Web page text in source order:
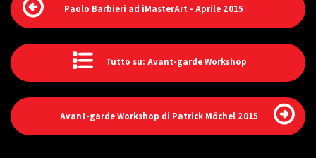
Paolo Barbieri ad iMasterArt - Aprile 2015
Tutto su: Avant-garde Workshop
Avant-garde Workshop di Patrick Möchel 2015